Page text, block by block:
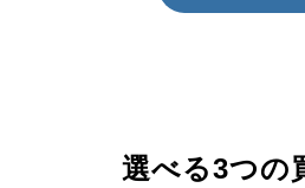
選べる3つの